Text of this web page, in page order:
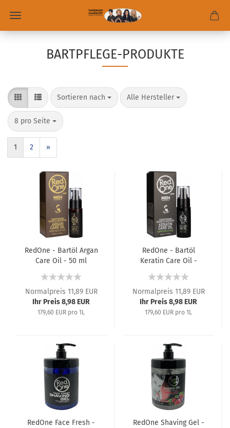
BARTPFLEGE-PRODUKTE
Sortieren nach Alle Hersteller
8 pro Seite
1 2 »
RedOne - Bartöl Argan
Care Oil - 50 ml
Normalpreis 11,89 EUR
Ihr Preis 8,98 EUR
179,60 EUR pro 1L
RedOne - Bartöl
Keratin Care Oil -
Normalpreis 11,89 EUR
Ihr Preis 8,98 EUR
179,60 EUR pro 1L
RedOne Face Fresh -
RedOne Shaving Gel -